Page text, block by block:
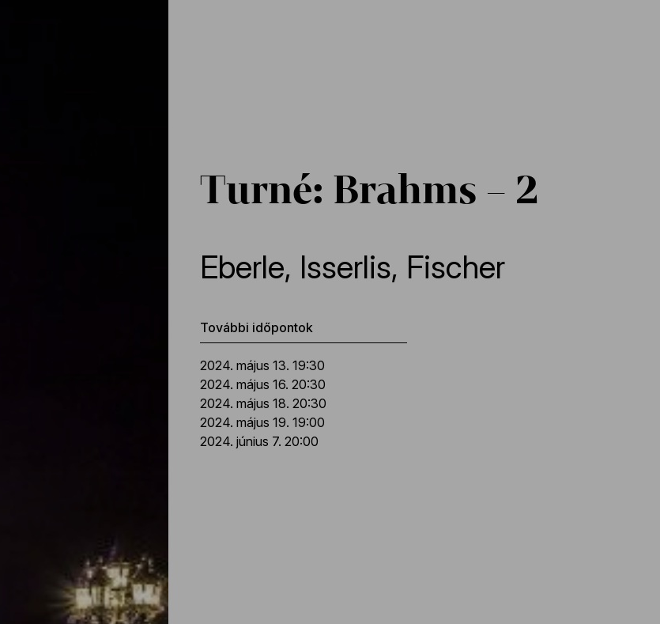
Turné: Brahms – 2
Eberle, Isserlis, Fischer
További időpontok
2024. május 13. 19:30
2024. május 16. 20:30
2024. május 18. 20:30
2024. május 19. 19:00
2024. június 7. 20:00